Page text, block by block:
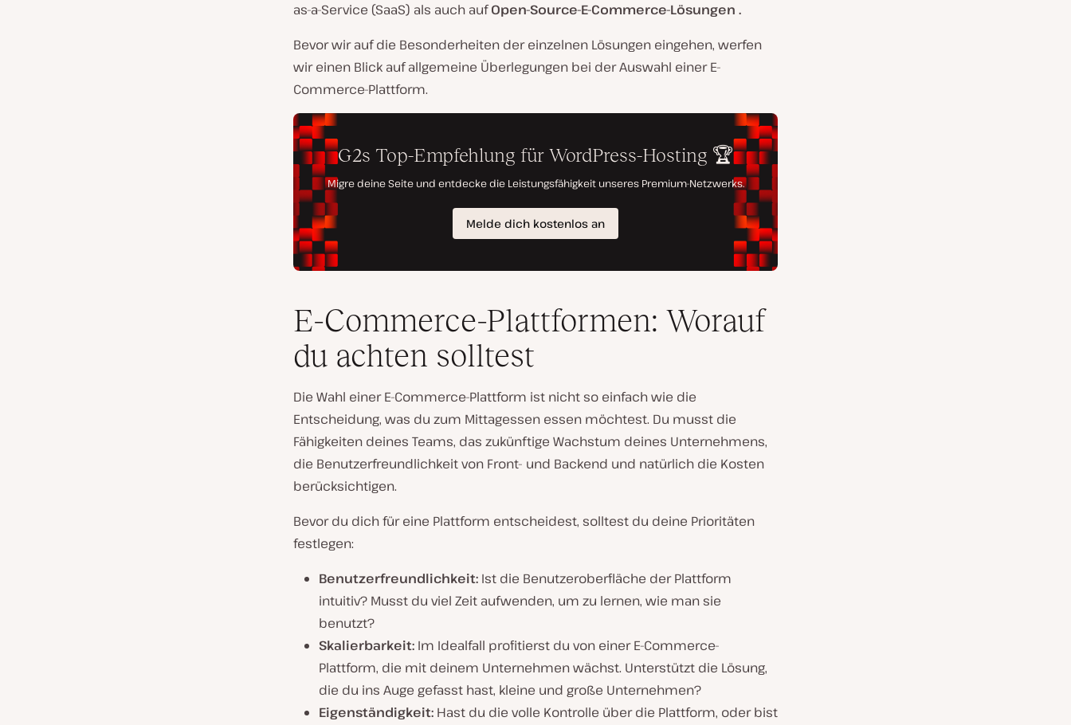
as-a-Service (SaaS) als auch aufOpen-Source-E-Commerce-Lösungen .
Bevor wir auf die Besonderheiten der einzelnen Lösungen eingehen, werfen
wir einen Blick auf allgemeine Überlegungen bei der Auswahl einer E-
Commerce-Plattform.
E-Commerce-Plattformen: Worauf
du achten solltest
Die Wahl einer E-Commerce-Plattform ist nicht so einfach wie die
Entscheidung, was du zum Mittagessen essen möchtest. Du musst die
Fähigkeiten deines Teams, das zukünftige Wachstum deines Unternehmens,
die Benutzerfreundlichkeit von Front- und Backend und natürlich die Kosten
berücksichtigen.
Bevor du dich für eine Plattform entscheidest, solltest du deine Prioritäten
festlegen:
Benutzerfreundlichkeit: Ist die Benutzeroberfläche der Plattform
intuitiv? Musst du viel Zeit aufwenden, um zu lernen, wie man sie
benutzt?
Skalierbarkeit: Im Idealfall profitierst du von einer E-Commerce-
Plattform, die mit deinem Unternehmen wächst. Unterstützt die Lösung,
die du ins Auge gefasst hast, kleine und große Unternehmen?
Eigenständigkeit: Hast du die volle Kontrolle über die Plattform, oder bist